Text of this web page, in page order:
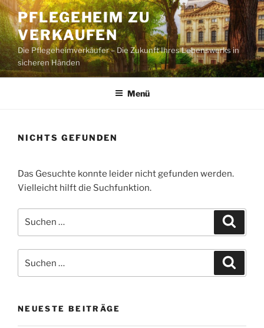
Zum
Inhalt
springen
PFLEGEHEIM ZU
VERKAUFEN
Die Pflegeheimverkäufer – Die Zukunft Ihres Lebenswerks in
sicheren Händen
Menü
NICHTS GEFUNDEN
Das Gesuchte konnte leider nicht gefunden werden.
Vielleicht hilft die Suchfunktion.
nach:
nach:
NEUESTE BEITRÄGE